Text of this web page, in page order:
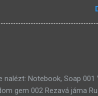
The Temple (89) Přicházejí
4: Spark of Life
Notebook, Soap 001
gem 002 Rezavá jáma